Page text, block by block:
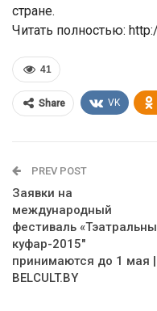
стране.
Читать полностью:
41
Share VK
PREV POST
Заявки на
международный
фестиваль «Тэатральны
куфар-2015″
принимаются до 1 мая |
BELCULT.BY